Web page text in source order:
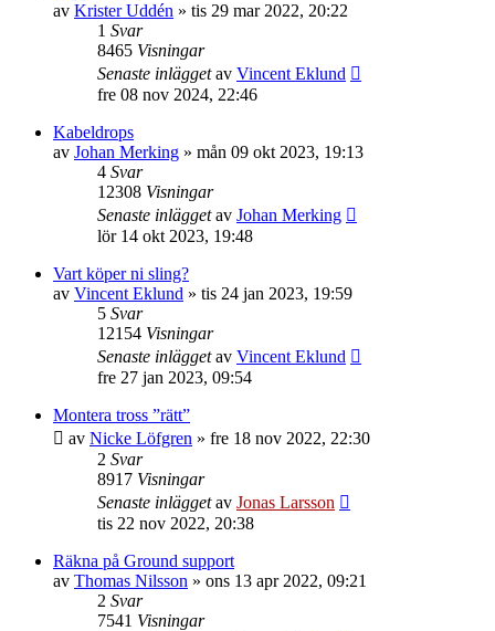
av Krister Uddén » tis 29 mar 2022, 20:22
1 Svar
8465 Visningar
Senaste inläggetav Vincent Eklund
fre 08 nov 2024, 22:46
Kabeldrops
av Johan Merking » mån 09 okt 2023, 19:13
4 Svar
12308 Visningar
Senaste inläggetav Johan Merking
lör 14 okt 2023, 19:48
Vart köper ni sling?
av Vincent Eklund » tis 24 jan 2023, 19:59
5 Svar
12154 Visningar
Senaste inläggetav Vincent Eklund
fre 27 jan 2023, 09:54
Montera tross ”rätt”
av Nicke Löfgren » fre 18 nov 2022, 22:30
2 Svar
8917 Visningar
Senaste inläggetav Jonas Larsson
tis 22 nov 2022, 20:38
Räkna på Ground support
av Thomas Nilsson » ons 13 apr 2022, 09:21
2 Svar
7541 Visningar